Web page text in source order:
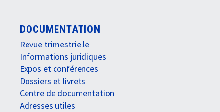
DOCUMENTATION
Revue trimestrielle
Informations juridiques
Expos et conférences
Dossiers et livrets
Centre de documentation
Adresses utiles